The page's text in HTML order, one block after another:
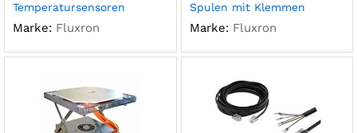
Temperatursensoren
Marke: Fluxron
Spulen mit Klemmen
Marke: Fluxron